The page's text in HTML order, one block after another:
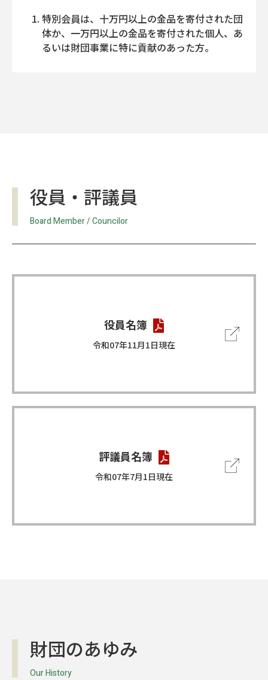
特別会員は、十万円以上の金品を寄付された団
体か、一万円以上の金品を寄付された個人、あ
るいは財団事業に特に貢献のあった方。
役員・評議員
Board Member / Councilor
役員名簿
令和07年11月1日現在
評議員名簿
令和07年7月1日現在
財団のあゆみ
Our History